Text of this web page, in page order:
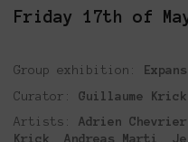
Friday 17th of
Group exhibition:
Curator: Guillaume Krick
Artists: Adrien
Krick, Andreas Marti,